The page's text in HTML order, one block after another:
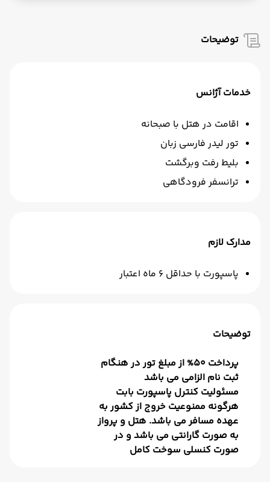
توضیحات
خدمات آژانس
اقامت در هتل با صبحانه
تور لیدر فارسی زبان
بلیط رفت وبرگشت
ترانسفر فرودگاهی
مدارک لازم
پاسپورت با حداقل 6 ماه اعتبار
توضیحات
پرداخت 50% از مبلغ تور در هنگام
ثبت نام الزامی می باشد
مسئولیت کنترل پاسپورت بابت
هرگونه ممنوعیت خروج از کشور به
عهده مسافر می باشد. هتل و پرواز
به صورت گارانتی می باشد و در
صورت کنسلی سوخت کامل